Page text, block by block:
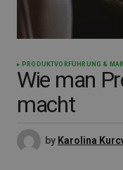
PRODUKTVORFÜHRUNG &
Wie man
macht
by Karolina